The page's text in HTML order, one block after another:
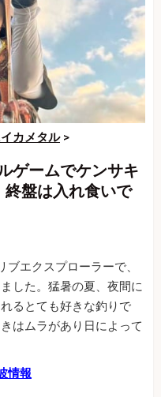
カメタル>
ゲームでケンサキ
盤は入れ食いで
エクスプローラーで、
した。猛暑の夏、夜間に
るとても好きな釣りで
はムラがあり日によって
情報